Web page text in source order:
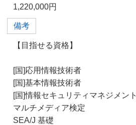
1,220,000円
備考
【目指せる資格】
[国]応用情報技術者
[国]基本情報技術者
[国]情報セキュリティマネジメント
マルチメディア検定
SEA/J 基礎